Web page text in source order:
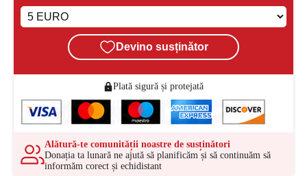
Devino susținător
Plată sigură și protejată
Alătură-te comunității noastre de susținători
Donația ta lunară ne ajută să planificăm și să continuăm să
informăm corect și echidistant